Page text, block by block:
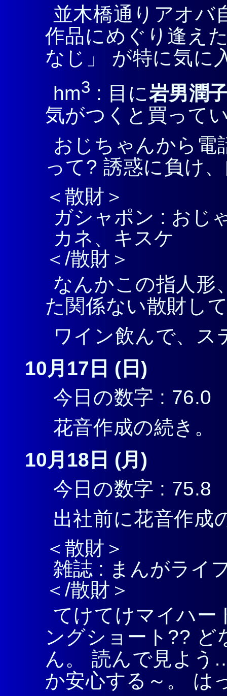
並木橋通りアオバ
作品にめぐり逢え
なじ」 が特に気に
hm3 : 目に岩男潤
気がつくと買って
おじちゃんから電
って? 誘惑に負け
＜散財＞
ガシャポン : おじ
カネ、キスケ
＜/散財＞
なんかこの指人形
た関係ない散財し
ワイン飲んで、
10月17日 (日)
今日の数字 : 76.0
花音作成の続き。
10月18日 (月)
今日の数字 : 75.8
出社前に花音作成
＜散財＞
雑誌 : まんがライ
＜/散財＞
てけてけマイハー
ングショート?? ど
ん。 読んで見よう
か安心する～。 は